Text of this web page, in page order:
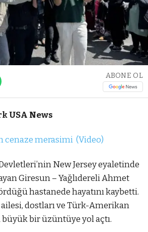
ABONE OL
USA News
cenaze merasimi (Video)
New Jersey eyaletinde
Giresun – Yağlıdereli Ahmet
hastanede hayatını kaybetti.
ailesi, dostları ve Türk-Amerikan
bir üzüntüye yol açtı.